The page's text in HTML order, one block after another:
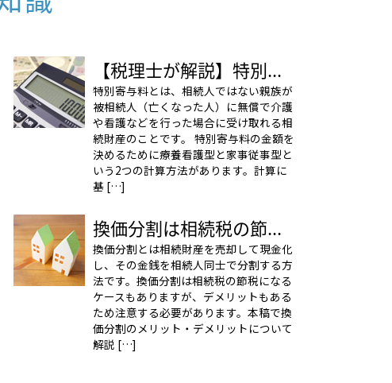
【税理士が解説】特別...
特別寄与料とは、相続人ではない親族が
被相続人（亡くなった人）に無償で介護
や看護などを行った場合に受け取れる相
続財産のことです。 特別寄与料の金額を
決めるために療養看護型と家事従事型と
いう2つの計算方法があります。計算に
基 […]
換価分割は相続税の節...
換価分割とは相続財産を売却して現金化
し、その金銭を相続人同士で分割する方
法です。換価分割は相続税の節税になる
ケースもありますが、デメリットもある
ため注意する必要があります。本稿で換
価分割のメリット・デメリットについて
解説 […]